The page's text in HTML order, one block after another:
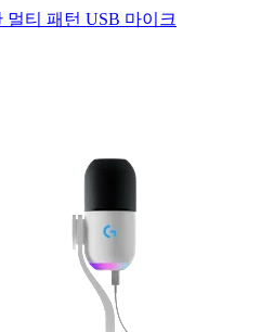
멀티 패턴 USB 마이크